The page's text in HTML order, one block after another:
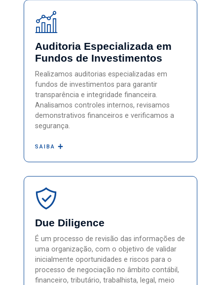
Auditoria Especializada em
Fundos de Investimentos
Realizamos auditorias especializadas em
fundos de investimentos para garantir
transparência e integridade financeira.
Analisamos controles internos, revisamos
demonstrativos financeiros e verificamos a
segurança.
SAIBA
Due Diligence
É um processo de revisão das informações de
uma organização, com o objetivo de validar
inicialmente oportunidades e riscos para o
processo de negociação no âmbito contábil,
financeiro, tributário, trabalhista, legal, meio